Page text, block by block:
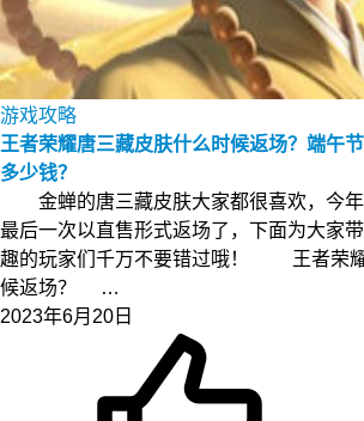
游戏攻略
王者荣耀唐三藏皮肤什么时候返场？端午
多少钱？
金蝉的唐三藏皮肤大家都很喜欢，今年
最后一次以直售形式返场了，下面为大家
趣的玩家们千万不要错过哦！ 王者荣耀
候返场？ …
2023年6月20日